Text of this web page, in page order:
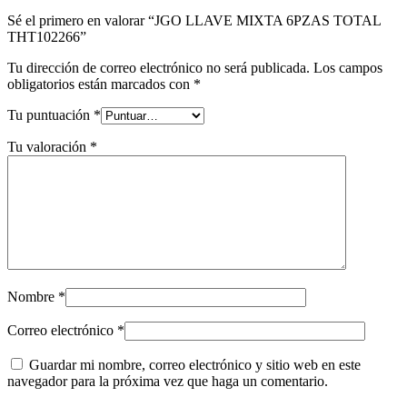
Sé el primero en valorar “JGO LLAVE MIXTA 6PZAS TOTAL
THT102266”
Tu dirección de correo electrónico no será publicada. Los campos
obligatorios están marcados con *
Tu puntuación *
Tu valoración *
Nombre *
Correo electrónico *
Guardar mi nombre, correo electrónico y sitio web en este
navegador para la próxima vez que haga un comentario.